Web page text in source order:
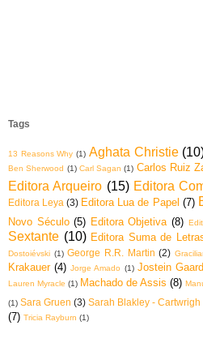
Tags
13 Reasons Why (1) Aghata Christie
Ben Sherwood (1) Carl Sagan (1) Carlos Ruiz
Editora Arqueiro (15) Editora
Editora Leya (3) Editora Lua de Papel (7)
Novo Século (5) Editora Objetiva (8)
Sextante (10) Editora Suma de
Dostoiévski (1) George R.R. Martin (2)
Krakauer (4) Jorge Amado (1) Jostein
Lauren Myracle (1) Machado de Assis (8)
(1) Sara Gruen (3) Sarah Blakley - Cartwrigh
(7) Tricia Rayburn (1)